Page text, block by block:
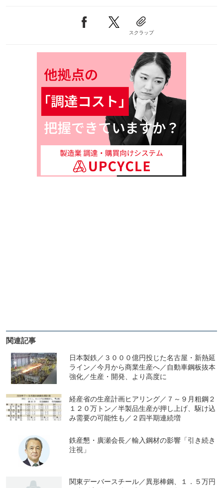
スクラップ
関連記事
日本製鉄／３０００億円投じた名古屋・新熱延
ライン／今月から商業生産へ／自動車鋼板抜本
強化／生産・開発、より高度に
経産省の生産計画ヒアリング／７～９月粗鋼２
１２０万トン／半製品生産が押し上げ、駆け込
み需要の可能性も／２四半期連続増
鉄産懇・廣瀬会長／輸入鋼材の影響「引き続き
注視」
関東デーバースチール／異形棒鋼、１．５万円